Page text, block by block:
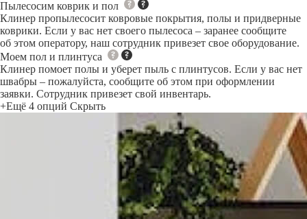
Пылесосим коврик и пол
Клинер пропылесосит ковровые покрытия, полы и придверные
коврики. Если у вас нет своего пылесоса – заранее сообщите
об этом оператору, наш сотрудник привезет свое оборудование.
Моем пол и плинтуса
Клинер помоет полы и уберет пыль с плинтусов. Если у вас нет
швабры – пожалуйста, сообщите об этом при оформлении
заявки. Сотрудник привезет свой инвентарь.
+Ещё 4 опций Скрыть